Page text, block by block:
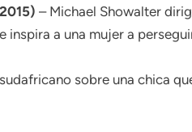
– Michael Showalter
inspira a una mujer a
sobre una chica